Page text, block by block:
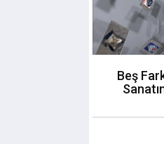
Beş